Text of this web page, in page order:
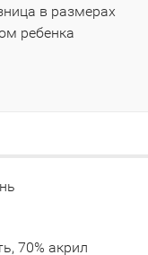
в размерах
ребенка
70% акрил